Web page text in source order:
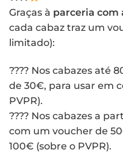
Graças à parceria com
cada cabaz traz um
limitado):
???? Nos cabazes até
de 30€, para usar em
PVPR).
???? Nos cabazes a
com um voucher de
100€ (sobre o PVPR).